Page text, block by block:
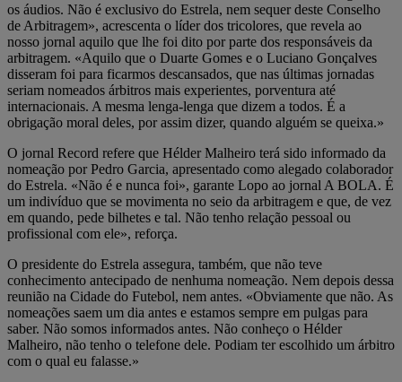
os áudios. Não é exclusivo do Estrela, nem sequer deste Conselho
de Arbitragem», acrescenta o líder dos tricolores, que revela ao
nosso jornal aquilo que lhe foi dito por parte dos responsáveis da
arbitragem. «Aquilo que o Duarte Gomes e o Luciano Gonçalves
disseram foi para ficarmos descansados, que nas últimas jornadas
seriam nomeados árbitros mais experientes, porventura até
internacionais. A mesma lenga-lenga que dizem a todos. É a
obrigação moral deles, por assim dizer, quando alguém se queixa.»
O jornal Record refere que Hélder Malheiro terá sido informado da
nomeação por Pedro Garcia, apresentado como alegado colaborador
do Estrela. «Não é e nunca foi», garante Lopo ao jornal A BOLA. É
um indivíduo que se movimenta no seio da arbitragem e que, de vez
em quando, pede bilhetes e tal. Não tenho relação pessoal ou
profissional com ele», reforça.
O presidente do Estrela assegura, também, que não teve
conhecimento antecipado de nenhuma nomeação. Nem depois dessa
reunião na Cidade do Futebol, nem antes. «Obviamente que não. As
nomeações saem um dia antes e estamos sempre em pulgas para
saber. Não somos informados antes. Não conheço o Hélder
Malheiro, não tenho o telefone dele. Podiam ter escolhido um árbitro
com o qual eu falasse.»